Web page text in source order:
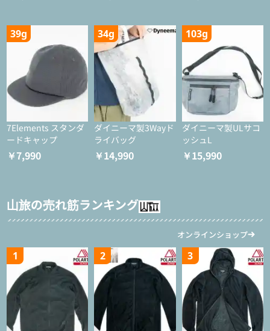
39g
7Elements スタンダ
ードキャップ
￥7,990
34g
ダイニーマ製3Wayド
ライバッグ
￥14,990
103g
ダイニーマ製ULサコ
ッシュL
￥15,990
山旅の売れ筋ランキング
オンラインショップ
1 2 3